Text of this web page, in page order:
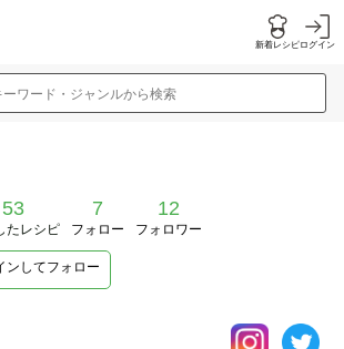
新着レシピログイン
ワード・ジャンルから検索
53
たレシピ
7
フォロー
12
フォロワー
ンしてフォロー